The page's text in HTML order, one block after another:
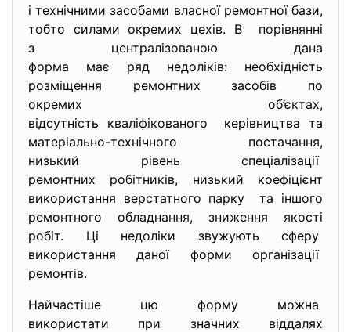
і технічними засобами власної ремонтної бази,
тобто силами окремих цехів. В порівнянні
з централізованою дана
форма має ряд недоліків: необхідність
розміщення ремонтних засобів по
окремих об’єктах,
відсутність кваліфікованого керівництва та
матеріально-технічного постачання,
низький рівень спеціалізації
ремонтних робітників, низький коефіцієнт
використання верстатного парку та іншого
ремонтного обладнання, зниження якості
робіт. Ці недоліки звужують сферу
використання даної форми організації
ремонтів.
Найчастіше цю форму можна
використати при значних віддалях